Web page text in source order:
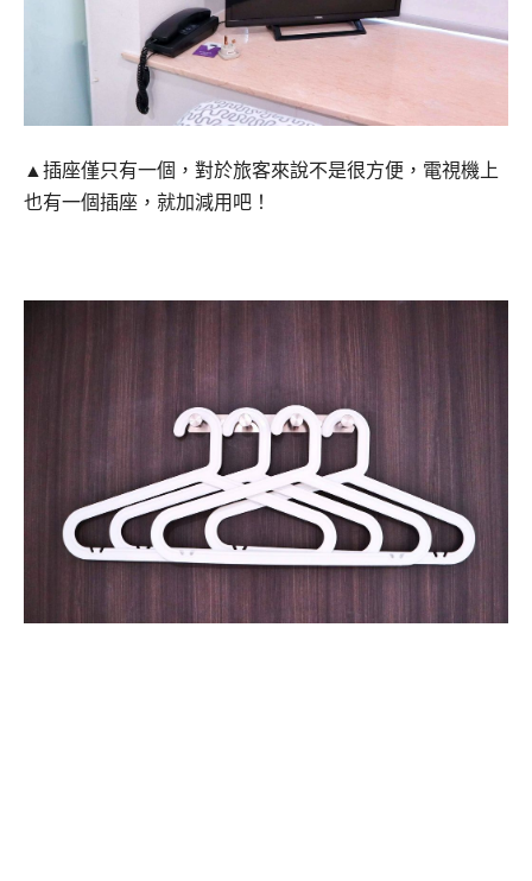
▲插座僅只有一個，對於旅客來說不是很方便，電視機上
也有一個插座，就加減用吧！